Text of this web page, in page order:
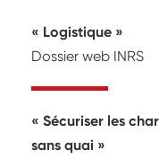
« Logistique »
Dossier web INRS
Sécuriser les
sans quai